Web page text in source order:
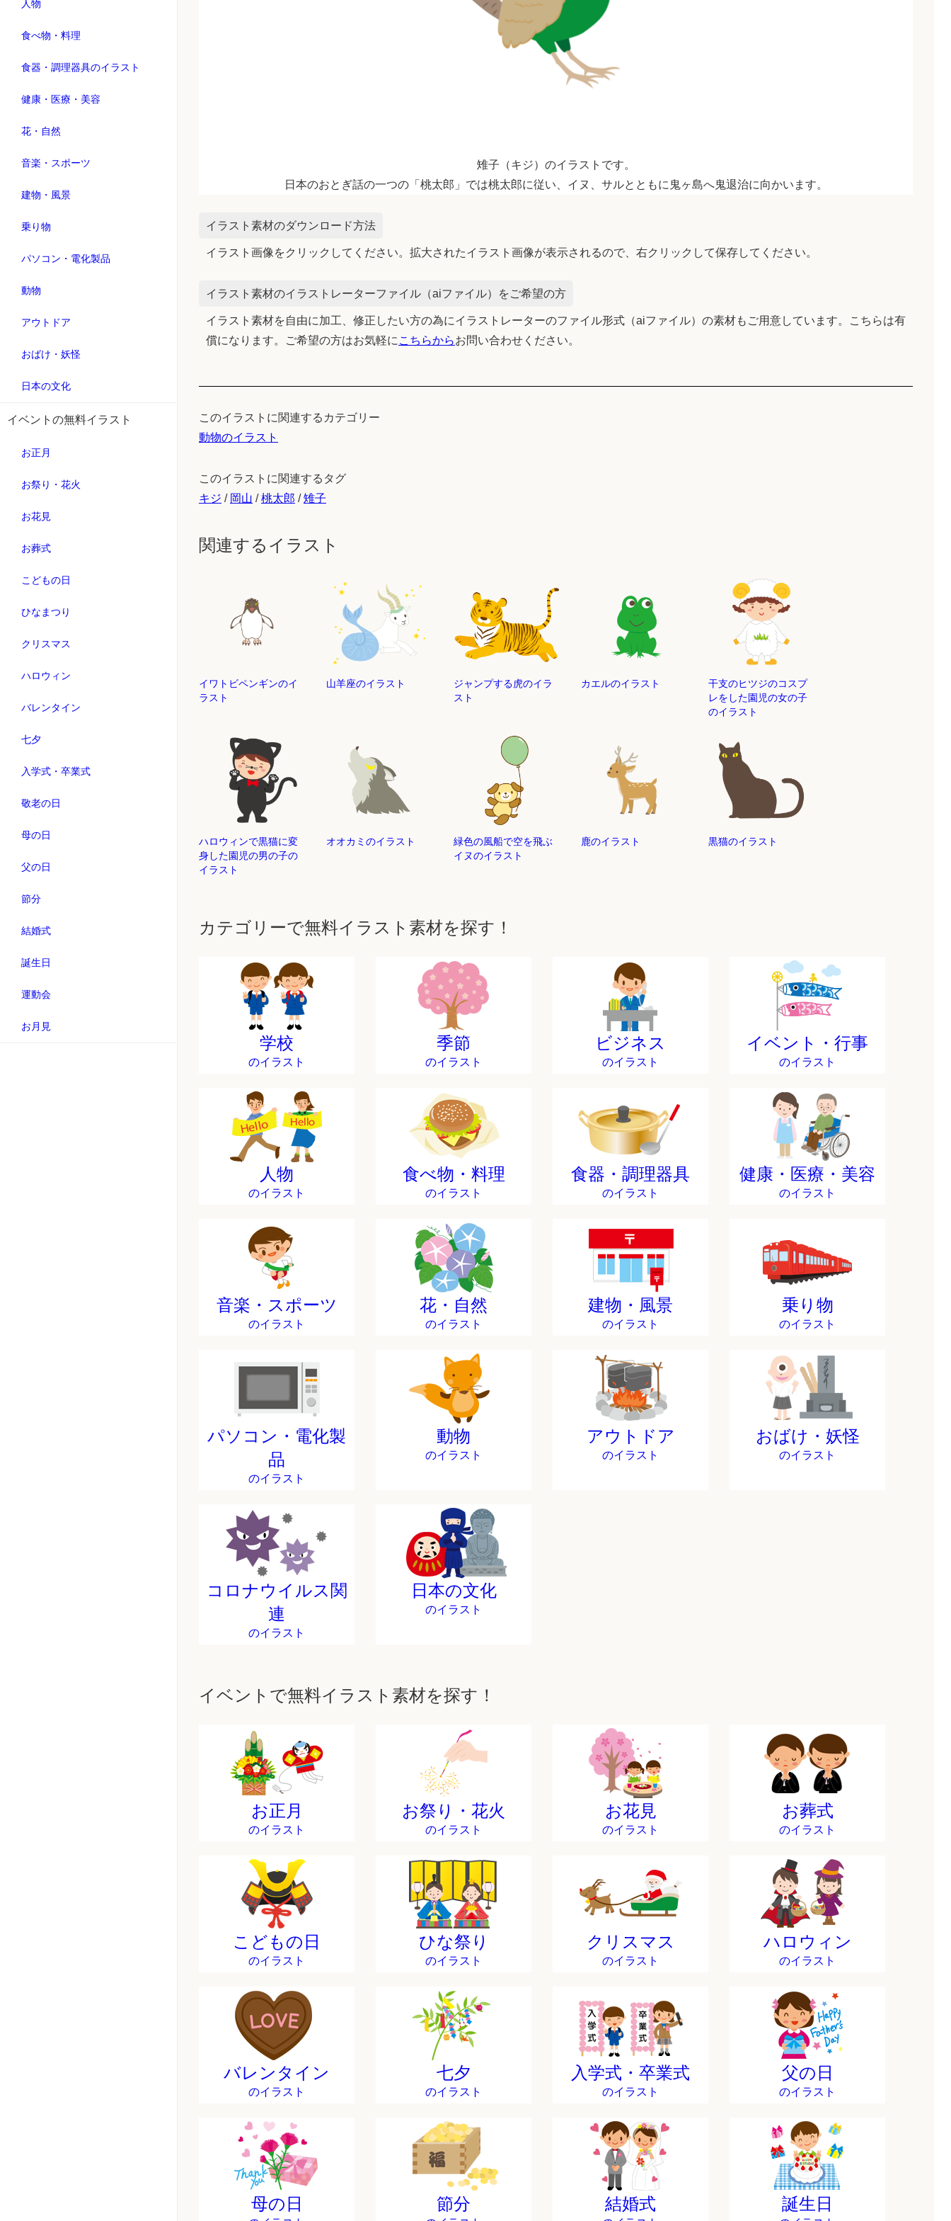
人物
食べ物・料理
食器・調理器具のイラスト
健康・医療・美容
花・自然
音楽・スポーツ
建物・風景
乗り物
パソコン・電化製品
動物
アウトドア
おばけ・妖怪
日本の文化
イベントの無料イラスト
お正月
お祭り・花火
お花見
お葬式
こどもの日
ひなまつり
クリスマス
ハロウィン
バレンタイン
七夕
入学式・卒業式
敬老の日
母の日
父の日
節分
結婚式
誕生日
運動会
お月見
雉子（キジ）のイラストです。
日本のおとぎ話の一つの「桃太郎」では桃太郎に従い、イヌ、サルとともに鬼ヶ島へ鬼退治に向かいます。
イラスト素材のダウンロード方法
イラスト画像をクリックしてください。拡大されたイラスト画像が表示されるので、右クリックして保存してください。
イラスト素材のイラストレーターファイル（aiファイル）をご希望の方
イラスト素材を自由に加工、修正したい方の為にイラストレーターのファイル形式（aiファイル）の素材もご用意しています。こちらは有
償になります。ご希望の方はお気軽に こちらからお問い合わせください。
このイラストに関連するカテゴリー
動物のイラスト
このイラストに関連するタグ
キジ / 岡山 /桃太郎 /雉子
関連するイラスト
イワトビペンギンのイ
ラスト
山羊座のイラスト
ジャンプする虎のイラ
スト
カエルのイラスト
干支のヒツジのコスプ
レをした園児の女の子
のイラスト
ハロウィンで黒猫に変
身した園児の男の子の
イラスト
オオカミのイラスト
緑色の風船で空を飛ぶ
イヌのイラスト
鹿のイラスト 黒猫のイラスト
カテゴリーで無料イラスト素材を探す！
学校
のイラスト
季節
のイラスト
ビジネス
のイラスト
イベント・行事
のイラスト
人物
のイラスト
食べ物・料理
のイラスト
食器・調理器具
のイラスト
健康・医療・美容
のイラスト
音楽・スポーツ
のイラスト
花・自然
のイラスト
建物・風景
のイラスト
乗り物
のイラスト
パソコン・電化製
品
のイラスト
動物
のイラスト
アウトドア
のイラスト
おばけ・妖怪
のイラスト
コロナウイルス関
連
のイラスト
日本の文化
のイラスト
イベントで無料イラスト素材を探す！
お正月
のイラスト
お祭り・花火
のイラスト
お花見
のイラスト
お葬式
のイラスト
こどもの日
のイラスト
ひな祭り
のイラスト
クリスマス
のイラスト
ハロウィン
のイラスト
バレンタイン
のイラスト
七夕
のイラスト
入学式・卒業式
のイラスト
父の日
のイラスト
母の日 節分 結婚式 誕生日